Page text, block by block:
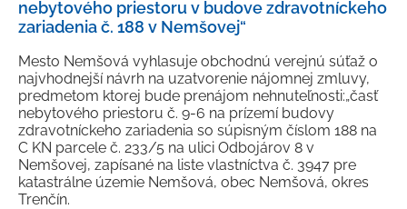
nebytového priestoru v budove zdravotníckeho
zariadenia č. 188 v Nemšovej“
Mesto Nemšová vyhlasuje obchodnú verejnú súťaž o
najvhodnejší návrh na uzatvorenie nájomnej zmluvy,
predmetom ktorej bude prenájom nehnuteľnosti:„časť
nebytového priestoru č. 9-6 na prízemí budovy
zdravotníckeho zariadenia so súpisným číslom 188 na
C KN parcele č. 233/5 na ulici Odbojárov 8 v
Nemšovej, zapísané na liste vlastníctva č. 3947 pre
katastrálne územie Nemšová, obec Nemšová, okres
Trenčín.